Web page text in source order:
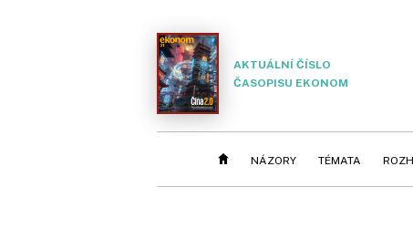
AKTUÁLNÍ ČÍSLO
ČASOPISU EKONOM
NÁZORY TÉMATA